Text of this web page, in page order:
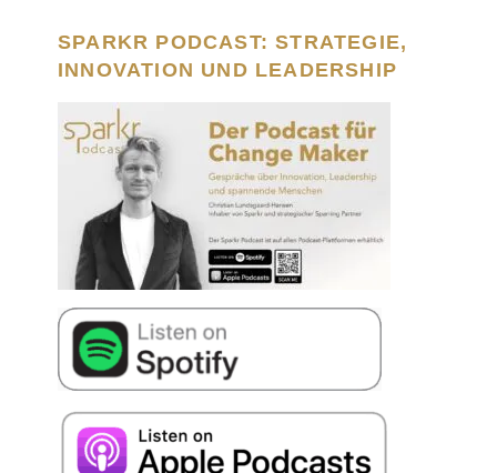
SPARKR PODCAST: STRATEGIE,
INNOVATION UND LEADERSHIP